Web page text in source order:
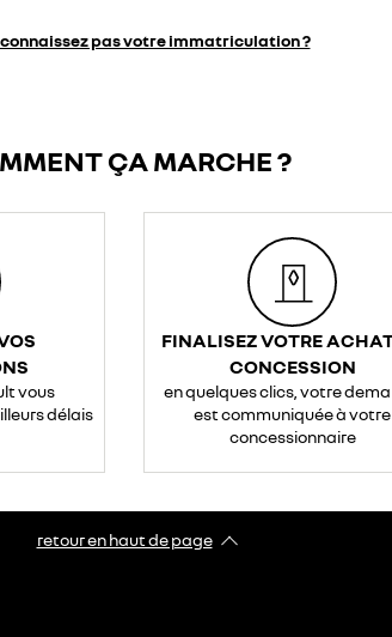
connaissez pas votre immatriculation ?
ÇA MARCHE ?
vous
délais
FINALISEZ VOTRE
CONCESSION
en quelques clics, votre
est communiquée à votre
concessionnaire
retour en haut de page​